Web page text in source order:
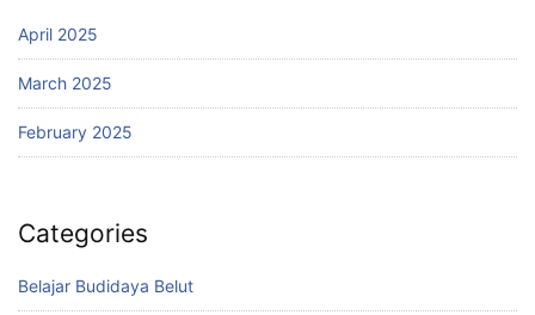
April 2025
March 2025
February 2025
Categories
Belajar Budidaya Belut